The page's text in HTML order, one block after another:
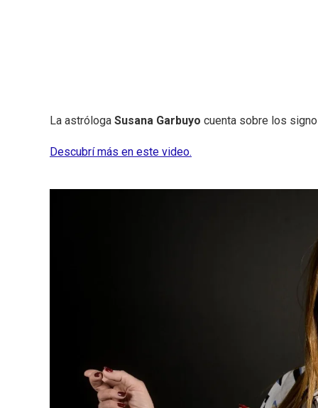
La astróloga Susana Garbuyo cuenta sobre los
Descubrí más en este video.